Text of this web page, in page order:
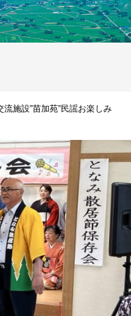
流施設”苗加苑”民謡お楽しみ